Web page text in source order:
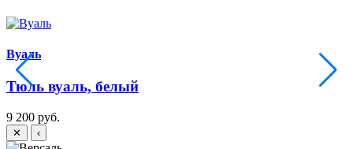
Вуаль
Тюль вуаль, белый
9 200 руб.
✕ ‹